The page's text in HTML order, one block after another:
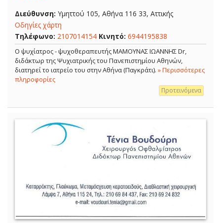
Διεύθυνση: Υμηττού 105, Αθήνα 116 33, Αττικής
Οδηγίες χάρτη
Τηλέφωνο: 2107014154 Κινητό: 6944195838
Ο ψυχίατρος - ψυχοθεραπευτής ΜΑΜΟΥΝΑΣ ΙΩΑΝΝΗΣ Dr,
διδάκτωρ της Ψυχιατρικής του Πανεπιστημίου Αθηνών,
διατηρεί το ιατρείο του στην Αθήνα (Παγκράτι). » Περισσότερες
πληροφορίες
Προτεινόμενα